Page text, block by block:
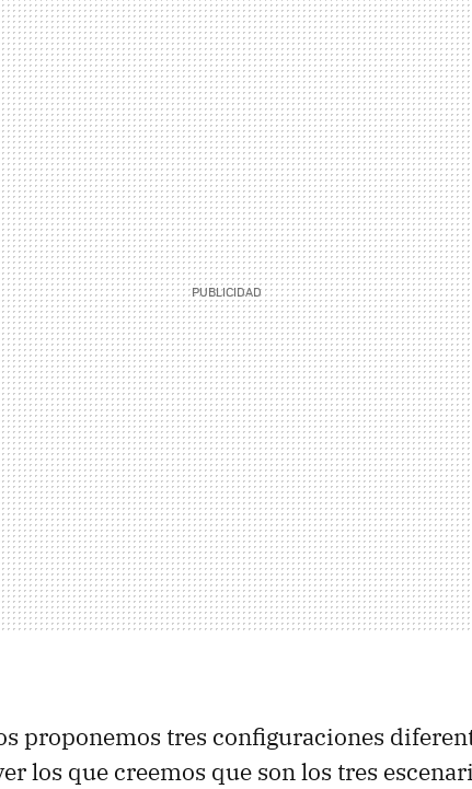
proponemos tres configuraciones
los que creemos que son los tres